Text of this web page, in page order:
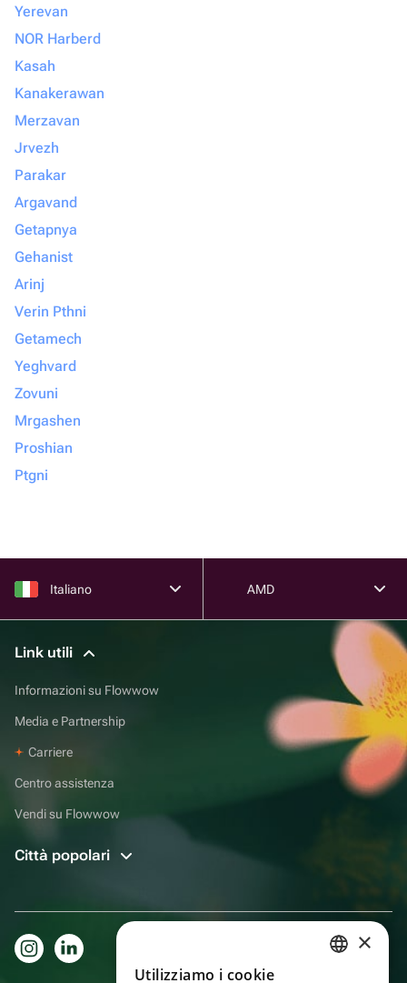
Yerevan
NOR Harberd
Kasah
Kanakerawan
Merzavan
Jrvezh
Parakar
Argavand
Getapnya
Gehanist
Arinj
Verin Pthni
Getamech
Yeghvard
Zovuni
Mrgashen
Proshian
Ptgni
Italiano AMD
Link utili
Informazioni su Flowwow
Media e Partnership
Carriere
Centro assistenza
Vendi su Flowwow
Città popolari
×
Utilizziamo i cookie